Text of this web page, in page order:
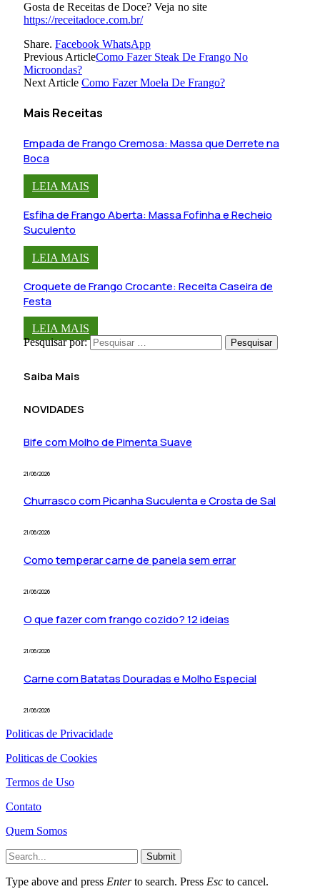
Gosta de Receitas de Doce? Veja no site
https://receitadoce.com.br/
Share. Facebook WhatsApp
Previous ArticleComo Fazer Steak De Frango No
Microondas?
Next Article Como Fazer Moela De Frango?
Mais Receitas
Empada de Frango Cremosa: Massa que Derrete na
Boca
LEIA MAIS
Esfiha de Frango Aberta: Massa Fofinha e Recheio
Suculento
LEIA MAIS
Croquete de Frango Crocante: Receita Caseira de
Festa
LEIA MAIS
Pesquisar por:
Saiba Mais
NOVIDADES
Bife com Molho de Pimenta Suave
21/06/2026
Churrasco com Picanha Suculenta e Crosta de Sal
21/06/2026
Como temperar carne de panela sem errar
21/06/2026
O que fazer com frango cozido? 12 ideias
21/06/2026
Carne com Batatas Douradas e Molho Especial
21/06/2026
Politicas de Privacidade
Politicas de Cookies
Termos de Uso
Contato
Quem Somos
Submit
Type above and press Enterto search. Press Esc to cancel.